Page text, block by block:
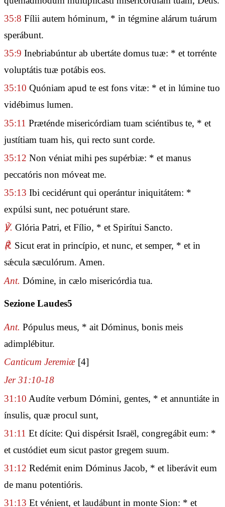
35:8 Fílii autem hóminum, * in tégmine alárum tuárum
sperábunt.
35:9 Inebriabúntur ab ubertáte domus tuæ: * et torrénte
voluptátis tuæ potábis eos.
35:10 Quóniam apud te est fons vitæ: * et in lúmine tuo
vidébimus lumen.
35:11 Præténde misericórdiam tuam sciéntibus te, * et
justítiam tuam his, qui recto sunt corde.
35:12 Non véniat mihi pes supérbiæ: * et manus
peccatóris non móveat me.
35:13 Ibi cecidérunt qui operántur iniquitátem: *
expúlsi sunt, nec potuérunt stare.
℣. Glória Patri, et Fílio, * et Spirítui Sancto.
℟. Sicut erat in princípio, et nunc, et semper, * et in
sǽcula sæculórum. Amen.
Ant. Dómine, in cælo misericórdia tua.
Sezione Laudes5
Ant. Pópulus meus, * ait Dóminus, bonis meis
adimplébitur.
Canticum Jeremiæ [4]
Jer 31:10-18
31:10 Audíte verbum Dómini, gentes, * et annuntiáte in
ínsulis, quæ procul sunt,
31:11 Et dícite: Qui dispérsit Israël, congregábit eum: *
et custódiet eum sicut pastor gregem suum.
31:12 Redémit enim Dóminus Jacob, * et liberávit eum
de manu potentióris.
31:13 Et vénient, et laudábunt in monte Sion: * et